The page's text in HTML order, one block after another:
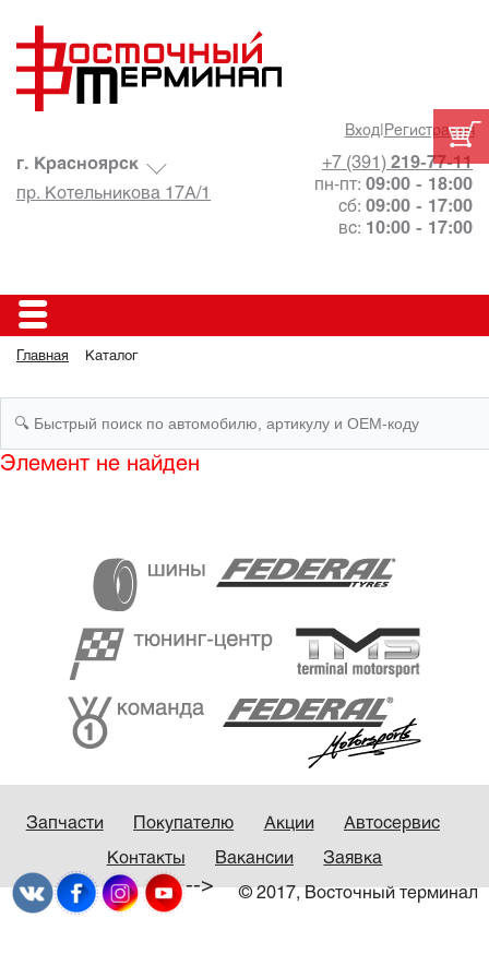
Вход| Регистрация
+7 (391) 219-77-11
пн-пт: 09:00 - 18:00
сб: 09:00 - 17:00
вс: 10:00 - 17:00
г. Красноярск
пр. Котельникова 17А/1
Главная Каталог
Элемент не найден
Запчасти Покупателю Акции Автосервис
Контакты Вакансии Заявка
© 2017, Восточный терминал
-->